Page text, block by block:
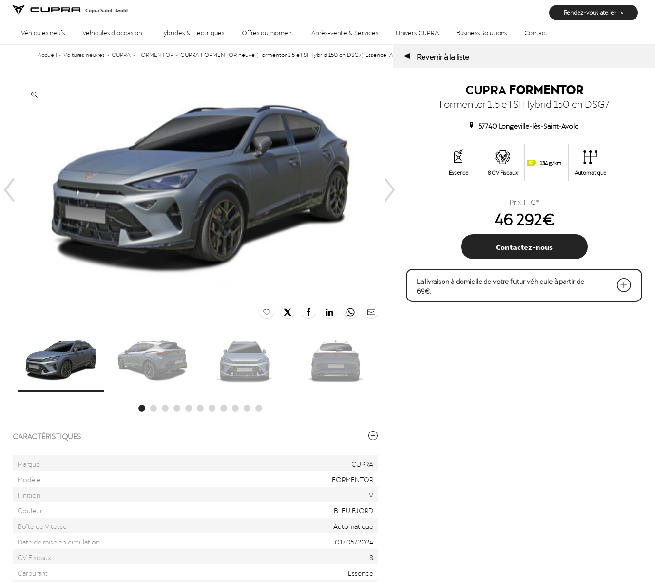
Cupra Saint-Avold Rendez-vous atelier
Véhicules neufs Véhicules d’occasion Hybrides & Electriques Offres du moment Après-vente & Services Univers CUPRA Business Solutions Contact
Accueil > Voitures neuves > CUPRA > FORMENTOR > CUPRA FORMENTOR neuve (Formentor 1.5 eTSI Hybrid 150 ch DSG7) Essence, Automatique à Longeville-lès-Saint-Avold
CARACTÉRISTIQUES
Marque
CUPRA
Modèle
FORMENTOR
Finition
V
Couleur
BLEU FJORD
Boîte de Vitesse
Automatique
Date de mise en circulation
01/05/2024
CV Fiscaux
8
Carburant
Essence
Revenir à la liste
CUPRA FORMENTOR
Formentor 1.5 eTSI Hybrid 150 ch DSG7
57740 Longeville-lès-Saint-Avold
Essence 8 CV Fiscaux
134 g/km
Automatique
Prix TTC*
46 292€
Contactez-nous
La livraison à domicile de votre futur véhicule à partir de
69€.